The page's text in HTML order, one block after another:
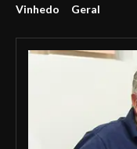
Vinhedo Geral